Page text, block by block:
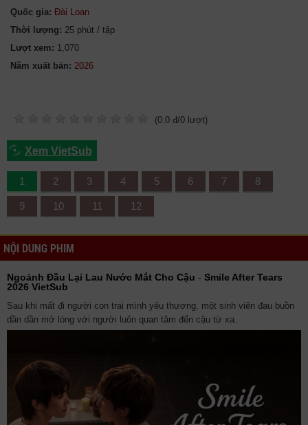
Quốc gia: Đài Loan
Thời lượng: 25 phút / tập
Lượt xem: 1,070
Năm xuất bản:
(0.0 đ/0 lượt)
Xem VietSub
1 2 3 4 5 6 7 8
9 10 11 12
NỘI DUNG PHIM
Ngoảnh Đầu Lại Lau Nước Mắt Cho Cậu - Smile After Tears
2026 VietSub
Sau khi mất đi người con trai mình yêu thương, một sinh viên đau buồn
dần dần mở lòng với người luôn quan tâm đến cậu từ xa.